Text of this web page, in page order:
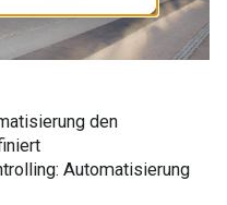
den
Automatisierung